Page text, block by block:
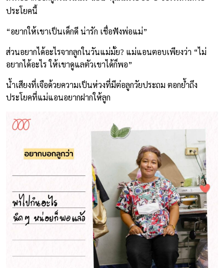
ประโยคนี้
“อยากให้เขาเป็นเด็กดี น่ารัก เชื่อฟังพ่อแม่”
ส่วนอยากได้อะไรจากลูกในวันแม่มั้ย? แม่แอนตอบเพียงว่า “ไม่
อยากได้อะไร ให้เขาดูแลตัวเขาได้ก็พอ”
น้ำเสียงที่เจือด้วยความเป็นห่วงที่มีต่อลูกวัยประถม ตอกย้ำถึง
ประโยคที่แม่แอนอยากฝากให้ลูก